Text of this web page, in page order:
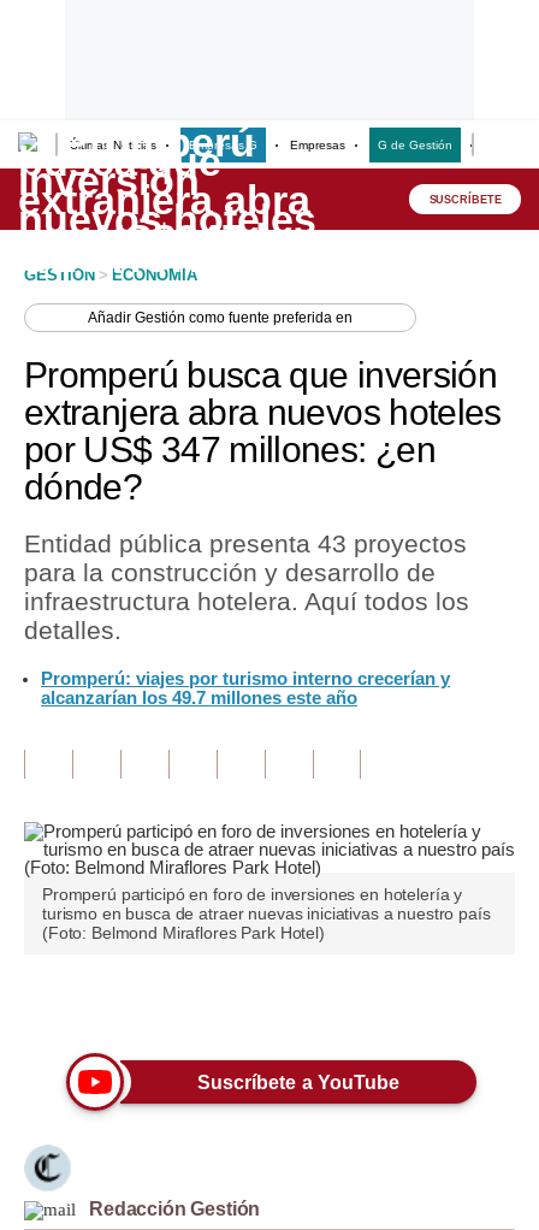
Últimas Noticias Empresas G Empresas G de Gestión
Lo último
Peru Quiosco
Economía
Mercados
Perú
Política
Tu Dinero
Finanzas Personales
Inmobiliarias
Opinión
Editorial
Pregunta de hoy
Blogs
Viajes
Moda
Estilos
Mundo
SUSCRÍBETE
GESTION > ECONOMIA
AñadirGestión como fuente preferida en
Promperú busca que inversión
extranjera abra nuevos hoteles
por US$ 347 millones: ¿en
dónde?
Entidad pública presenta 43 proyectos
para la construcción y desarrollo de
infraestructura hotelera. Aquí todos los
detalles.
Promperú: viajes por turismo interno crecerían y
alcanzarían los 49.7 millones este año
Promperú participó en foro de inversiones en hotelería y
turismo en busca de atraer nuevas iniciativas a nuestro país
(Foto: Belmond Miraflores Park Hotel)
Suscríbete a YouTube
Redacción Gestión